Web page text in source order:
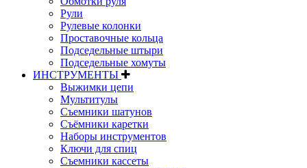
Рули
Рулевые колонки
Проставочные кольца
Подседельные штыри
Подседельные хомуты
ИНСТРУМЕНТЫ
Выжимки цепи
Мультитулы
Съемники шатунов
Съёмники каретки
Наборы инструментов
Ключи для спиц
Съемники кассеты